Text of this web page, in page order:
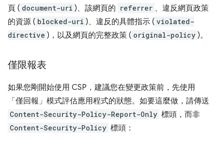
頁 ( document-uri )、該網頁的 referrer 、違反網頁政策
的資源 ( blocked-uri )、違反的具體指示 ( violated-
directive )，以及網頁的完整政策 ( original-policy )。
僅限報表
如果您剛開始使用 CSP，建議您在變更政策前，先使用
「僅回報」模式評估應用程式的狀態。如要這麼做，請傳送
Content-Security-Policy-Report-Only 標頭，而非
Content-Security-Policy 標頭：